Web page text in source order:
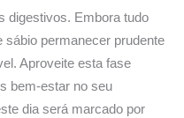
digestivos. Embora tudo
permanecer prudente
Aproveite esta fase
bem-estar no seu
dia será marcado por